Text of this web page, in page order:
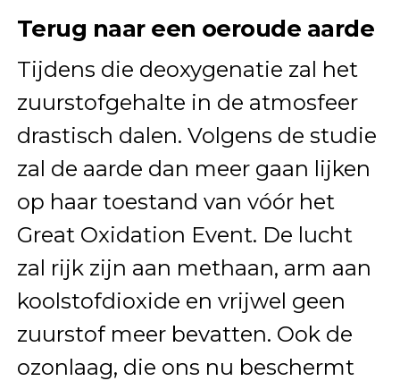
Terug naar een oeroude aarde
Tijdens die deoxygenatie zal het
zuurstofgehalte in de atmosfeer
drastisch dalen. Volgens de studie
zal de aarde dan meer gaan lijken
op haar toestand van vóór het
Great Oxidation Event. De lucht
zal rijk zijn aan methaan, arm aan
koolstofdioxide en vrijwel geen
zuurstof meer bevatten. Ook de
ozonlaag, die ons nu beschermt